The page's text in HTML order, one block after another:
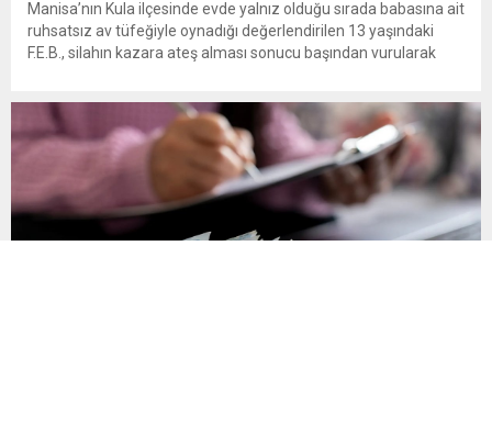
Manisa’nın Kula ilçesinde evde yalnız olduğu sırada babasına ait
ruhsatsız av tüfeğiyle oynadığı değerlendirilen 13 yaşındaki
F.E.B., silahın kazara ateş alması sonucu başından vurularak
evinde başından silahla vurulmuş halde ölü bulundu. Edinilen
bilgilere göre, mahalledeki...